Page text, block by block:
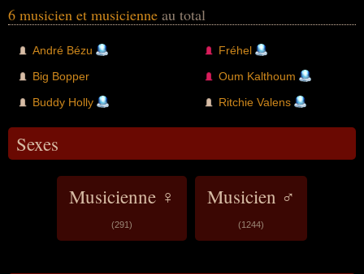
6 musicien et musicienne au total
André Bézu
Big Bopper
Buddy Holly
Fréhel
Oum Kalthoum
Ritchie Valens
Sexes
Musicienne ♀
(291)
Musicien ♂
(1244)